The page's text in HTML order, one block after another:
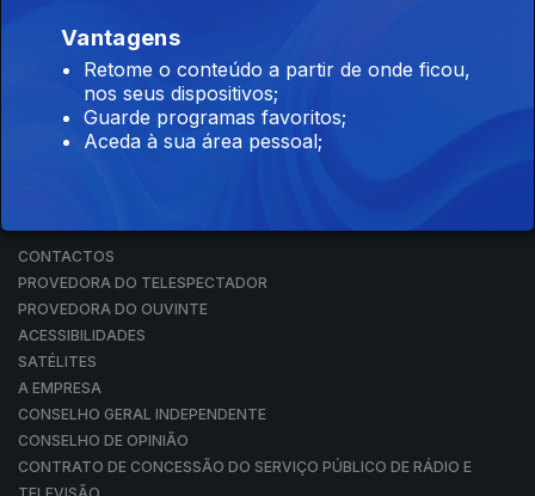
RTP PLAY
EM DIRETO
REVER PROGRAMAS
CONCURSOS
CONTACTOS
PROVEDORA DO TELESPECTADOR
PROVEDORA DO OUVINTE
ACESSIBILIDADES
SATÉLITES
A EMPRESA
CONSELHO GERAL INDEPENDENTE
CONSELHO DE OPINIÃO
CONTRATO DE CONCESSÃO DO SERVIÇO PÚBLICO DE RÁDIO E
Vantagens
Retome o conteúdo a partir de onde ficou,
nos seus dispositivos;
Guarde programas favoritos;
Aceda à sua área pessoal;